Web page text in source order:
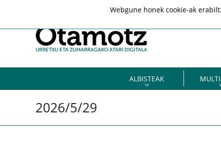
ALBISTEAK
2026/5/29
Webgune honek cookie-ak